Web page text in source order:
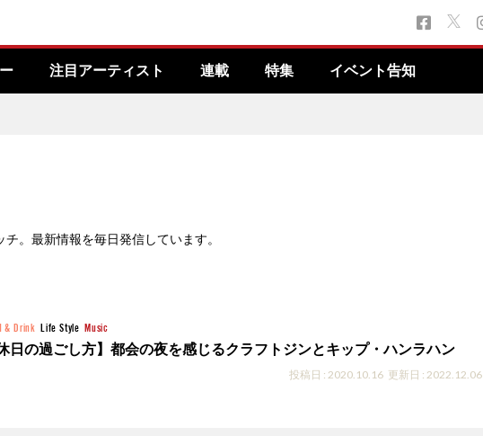
注目アーティスト 連載 特集 イベント告知
。最新情報を毎日発信しています。
& Drink Life Style Music
休日の過ごし方】都会の夜を感じるクラフトジンとキップ・ハンラハン
投稿日 : 2020.10.16 更新日 : 2022.12.06